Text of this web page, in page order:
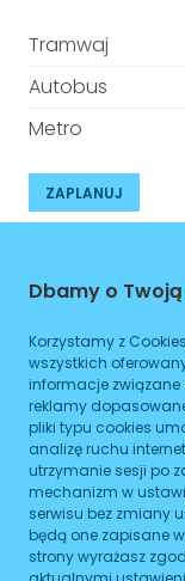
Tramwaj
Autobus
Metro
ZAPLANUJ
Poniedziałek
Wtorek
Środa
Czwartek
Piątek
Sobota
Dbamy o
Korzystamy z
wszystkich
informacje związane
reklamy
pliki typu cookies
analizę ruchu
utrzymanie sesji po
mechanizm w
serwisu bez zmiany
będą one zapisane
strony wyrażasz